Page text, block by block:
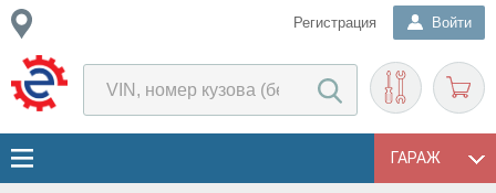
Регистрация Войти
ГАРАЖ